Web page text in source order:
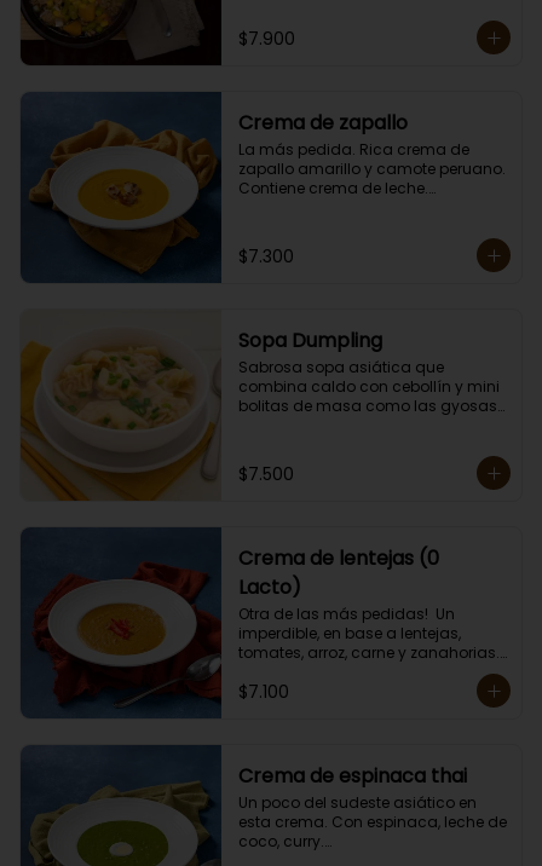
arroz y carne.
Porción individual lista para servir
$7.900
Crema de zapallo
La más pedida. Rica crema de
zapallo amarillo y camote peruano.
Contiene crema de leche.
$7.300
Sopa Dumpling
Sabrosa sopa asiática que
combina caldo con cebollín y mini
bolitas de masa como las gyosas
de 400 grs. Cero Lactosa.
$7.500
Crema de lentejas (0
Lacto)
Otra de las más pedidas!  Un
imperdible, en base a lentejas,
tomates, arroz, carne y zanahorias.
Porción individual lista para servir
de 400 grs. Cero lactosa.
$7.100
Crema de espinaca thai
Un poco del sudeste asiático en
esta crema. Con espinaca, leche de
coco, curry.